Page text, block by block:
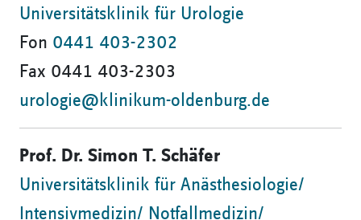
Universitätsklinik für Urologie
Fon 0441 403-2302
Fax 0441 403-2303
urologie@klinikum-oldenburg.de
Prof. Dr. Simon T. Schäfer
Universitätsklinik für Anästhesiologie/
Intensivmedizin/ Notfallmedizin/